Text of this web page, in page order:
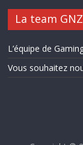
La team GNZ
L’équipe de
Vous souhaitez